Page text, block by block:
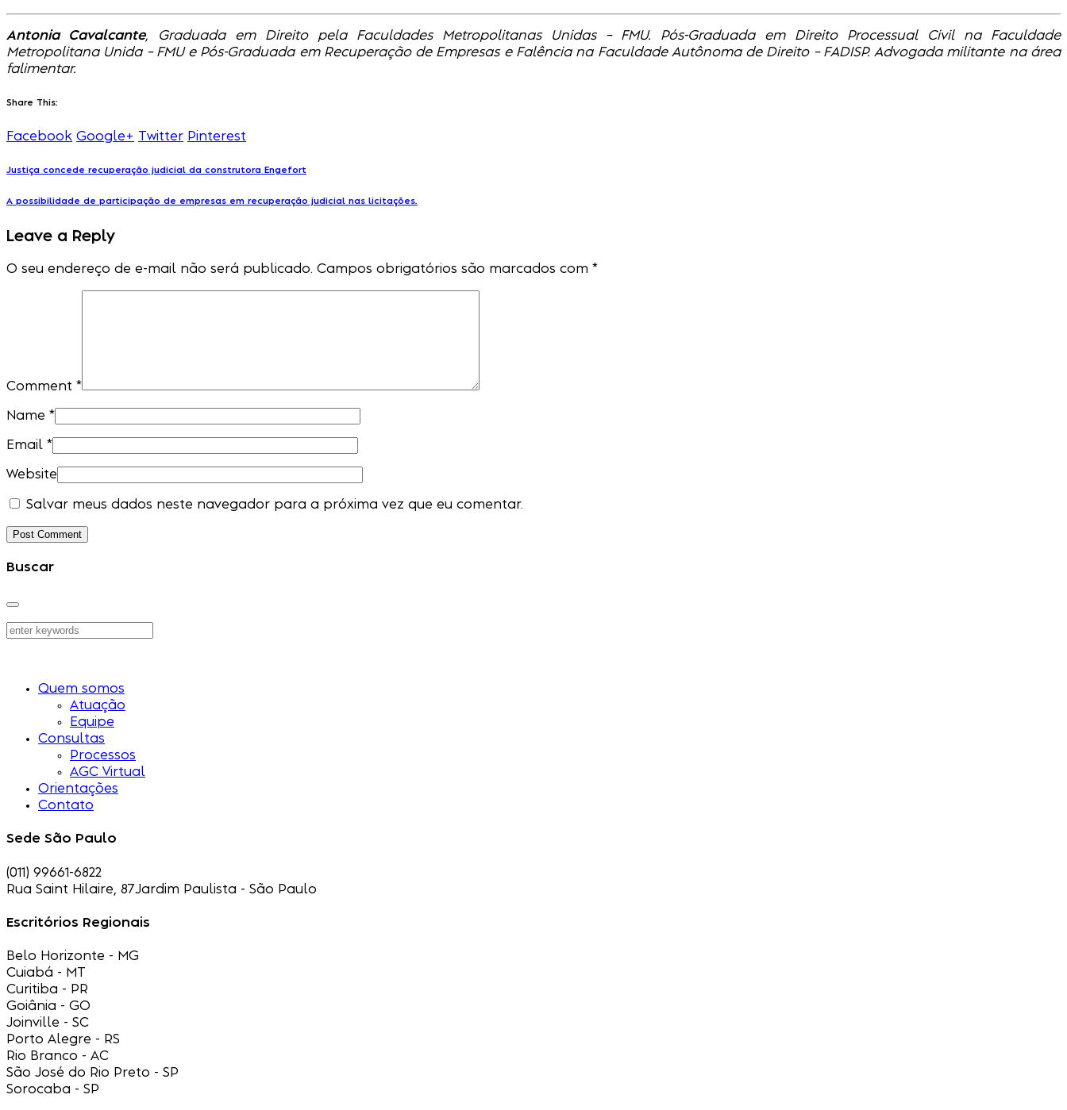
Antonia Cavalcante, Graduada em Direito pela Faculdades Metropolitanas Unidas – FMU. Pós-Graduada em Direito Processual Civil na Faculdade
Metropolitana Unida – FMU e Pós-Graduada em Recuperação de Empresas e Falência na Faculdade Autônoma de Direito – FADISP. Advogada militante na área
falimentar.
Share This:
Facebook Google+ Twitter Pinterest
Justiça concede recuperação judicial da construtora Engefort
A possibilidade de participação de empresas em recuperação judicial nas licitações.
Leave a Reply
O seu endereço de e-mail não será publicado. Campos obrigatórios são marcados com *
Comment *
Name *
Email *
Website
Salvar meus dados neste navegador para a próxima vez que eu comentar.
Buscar
Quem somos
Atuação
Equipe
Consultas
Processos
AGC Virtual
Orientações
Contato
Sede São Paulo
(011) 99661-6822
Rua Saint Hilaire, 87Jardim Paulista - São Paulo
Escritórios Regionais
Belo Horizonte - MG
Cuiabá - MT
Curitiba - PR
Goiânia - GO
Joinville - SC
Porto Alegre - RS
Rio Branco - AC
São José do Rio Preto - SP
Sorocaba - SP